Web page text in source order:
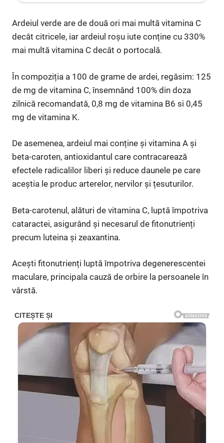
Ardeiul verde are de două ori mai multă vitamina C
decât citricele, iar ardeiul roșu iute conține cu 330%
mai multă vitamina C decât o portocală.
În compoziția a 100 de grame de ardei, regăsim: 125
de mg de vitamina C, însemnând 100% din doza
zilnică recomandată, 0,8 mg de vitamina B6 si 0,45
mg de vitamina K.
De asemenea, ardeiul mai conține și vitamina A și
beta-caroten, antioxidantul care contracarează
efectele radicalilor liberi și reduce daunele pe care
aceștia le produc arterelor, nervilor și țesuturilor.
Beta-carotenul, alături de vitamina C, luptă împotriva
cataractei, asigurând și necesarul de fitonutrienți
precum luteina și zeaxantina.
Acești fitonutrienți luptă împotriva degenerescentei
maculare, principala cauză de orbire la persoanele în
vârstă.